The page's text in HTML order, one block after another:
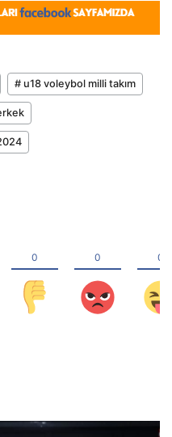
# u18 voleybol milli takım